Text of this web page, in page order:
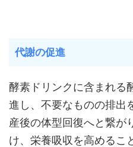
代謝の促進
酵素ドリンクに含まれる
進し、不要なものの排出
産後の体型回復へと繋が
け、栄養吸収を高めるこ